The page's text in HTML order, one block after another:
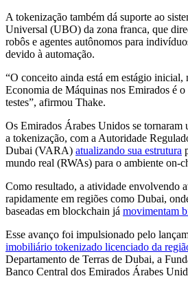
A tokenização também dá suporte ao
Universal (UBO) da zona franca, que
robôs e agentes autônomos para
devido à automação.
“O conceito ainda está em estágio inicial,
Economia de Máquinas nos Emirados é o
testes”, afirmou Thake.
Os Emirados Árabes Unidos se tornaram
a tokenização, com a Autoridade
Dubai (VARA) atualizando sua estrutura
mundo real (RWAs) para o ambiente on-
Como resultado, a atividade envolvendo
rapidamente em regiões como Dubai,
baseadas em blockchain já movimentam
Esse avanço foi impulsionado pelo
imobiliário tokenizado licenciado da
Departamento de Terras de Dubai, a
Banco Central dos Emirados Árabes